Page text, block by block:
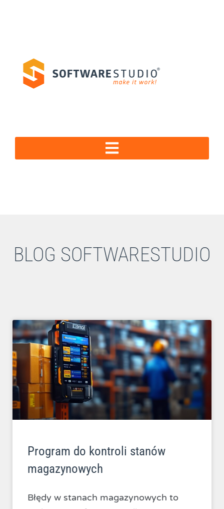
BLOG SOFTWARESTUDIO
Program do kontroli stanów
magazynowych
Błędy w stanach magazynowych to